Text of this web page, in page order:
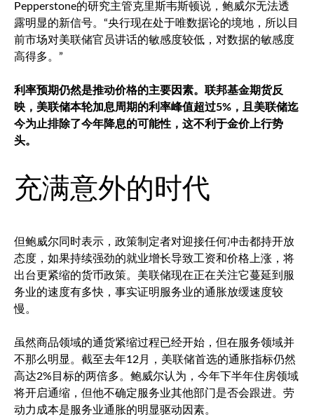
Pepperstone的研究主管克里斯韦斯顿说，鲍威尔无法透
露明显的新信号。“央行现在处于唯数据论的境地，所以目
前市场对美联储官员讲话的敏感度较低，对数据的敏感度
高得多。”
利率预期仍然是推动价格的主要因素。联邦基金期货反
映，美联储本轮加息周期的利率峰值超过5%，且美联储迄
今为止排除了今年降息的可能性，这不利于金价上行势
头。
充满意外的时代
但鲍威尔同时表示，政策制定者对迎接任何冲击都持开放
态度，如果持续强劲的就业增长导致工资和价格上涨，将
出台更紧缩的货币政策。美联储现在正在关注它蔓延到服
务业的速度有多快，事实证明服务业的通胀放缓速度较
慢。
虽然商品领域的通货紧缩过程已经开始，但在服务领域并
不那么明显。截至去年12月，美联储首选的通胀指标仍然
高达2%目标的两倍多。鲍威尔认为，今年下半年住房领域
将开启通缩，但他不确定服务业其他部门是否会跟进。劳
动力成本是服务业通胀的明显驱动因素。